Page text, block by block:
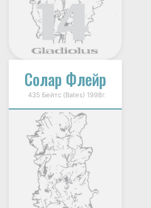
Солар Флейр
435 Бейтс (Bates) 1998г.